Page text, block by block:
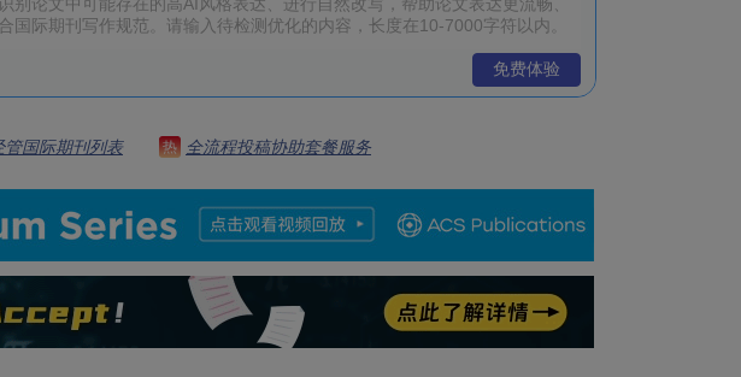
免费体验
管国际期刊列表 热 全流程投稿协助套餐服务